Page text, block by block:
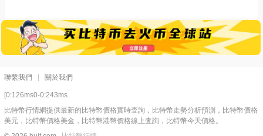
聯繫我們 關於我們
[0:126ms0-0:243ms
比特幣行情網提供最新的比特幣價格實時査詢，比特幣走勢分析預測，比特幣價格
美元，比特幣價格美金，比特幣港幣價格線上査詢，比特幣今天價格。